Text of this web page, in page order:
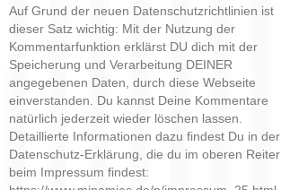
Auf Grund der neuen Datenschutzrichtlinien ist
dieser Satz wichtig: Mit der Nutzung der
Kommentarfunktion erklärst DU dich mit der
Speicherung und Verarbeitung DEINER
angegebenen Daten, durch diese Webseite
einverstanden. Du kannst Deine Kommentare
natürlich jederzeit wieder löschen lassen.
Detaillierte Informationen dazu findest Du in der
Datenschutz-Erklärung, die du im oberen Reiter
beim Impressum findest: